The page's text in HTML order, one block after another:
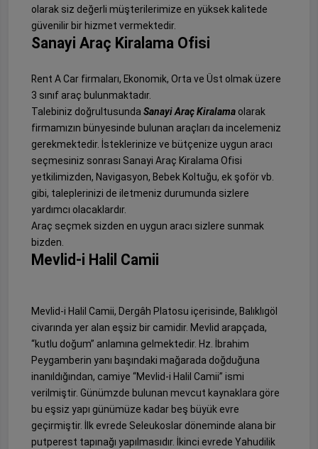
olarak siz değerli müşterilerimize en yüksek kalitede
güvenilir bir hizmet vermektedir.
Sanayi Araç Kiralama Ofisi
Rent A Car firmaları, Ekonomik, Orta ve Üst olmak üzere
3 sınıf araç bulunmaktadır.
Talebiniz doğrultusunda Sanayi Araç Kiralama olarak
firmamızın bünyesinde bulunan araçları da incelemeniz
gerekmektedir. İsteklerinize ve bütçenize uygun aracı
seçmesiniz sonrası Sanayi Araç Kiralama Ofisi
yetkilimizden, Navigasyon, Bebek Koltuğu, ek şoför vb.
gibi, taleplerinizi de iletmeniz durumunda sizlere
yardımcı olacaklardır.
Araç seçmek sizden en uygun aracı sizlere sunmak
bizden.
Mevlid-i Halil Camii
Mevlid-i Halil Camii, Dergâh Platosu içerisinde, Balıklıgöl
civarında yer alan eşsiz bir camidir. Mevlid arapçada,
“kutlu doğum” anlamına gelmektedir. Hz. İbrahim
Peygamberin yanı başındaki mağarada doğduğuna
inanıldığından, camiye “Mevlid-i Halil Camii” ismi
verilmiştir. Günümzde bulunan mevcut kaynaklara göre
bu eşsiz yapı günümüze kadar beş büyük evre
geçirmiştir. İlk evrede Seleukoslar döneminde alana bir
putperest tapınağı yapılmasıdır. İkinci evrede Yahudilik